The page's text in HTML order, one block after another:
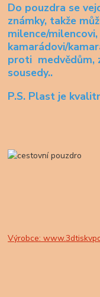
Do pouzdra se
známky, takže
milence/
kamarádovi/
proti medvědům,
sousedy..
P.S. Plast je
Výrobce: